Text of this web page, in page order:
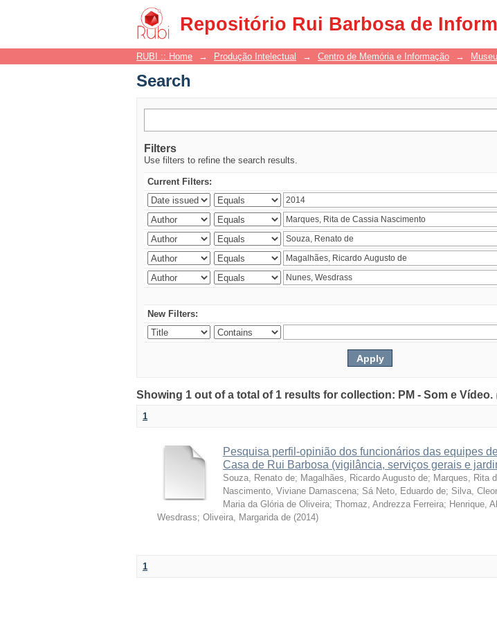
Repositório Rui Barbosa de
Search
RUBI :: Home → Produção Intelectual → Centro de Memória e Informação →
Search
Filters
Use filters to refine the search results.
Current Filters:
New Filters:
Showing 1 out of a total of 1 results for collection: PM - Som e Vídeo.
1
Pesquisa perfil-opinião dos funcionários das equipes
Casa de Rui Barbosa (vigilância, serviços gerais e
Souza, Renato de; Magalhães, Ricardo Augusto de; Marques, Rita
Nascimento, Viviane Damascena; Sá Neto, Eduardo de; Silva,
Maria da Glória de Oliveira; Thomaz, Andrezza Ferreira; Henrique,
Wesdrass; Oliveira, Margarida de (2014)
1